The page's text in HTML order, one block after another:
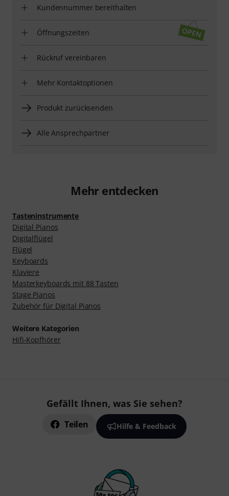
Kundennummer bereithalten
Öffnungszeiten
Rückruf vereinbaren
Mehr Kontaktoptionen
Produkt zurücksenden
Alle Ansprechpartner
Mehr entdecken
Tasteninstrumente
Digital Pianos
Digitalflügel
Flügel
Keyboards
Klaviere
Masterkeyboards mit 88 Tasten
Stage Pianos
Zubehör für Digital Pianos
Weitere Kategorien
Hifi-Kopfhörer
Gefällt Ihnen, was Sie sehen?
Teilen Hilfe & Feedback